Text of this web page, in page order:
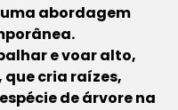
uma abordagem
e voar alto,
que cria raízes,
de árvore na